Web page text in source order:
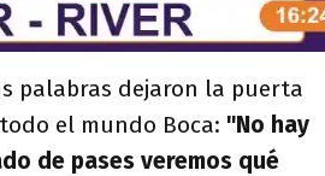
palabras dejaron la puerta
el mundo Boca: "No hay
de pases veremos qué